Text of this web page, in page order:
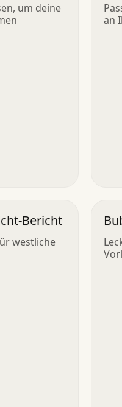
um deine
an
Bericht
westliche